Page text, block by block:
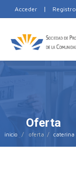
Acceder | Registro
Oferta
inicio caterina